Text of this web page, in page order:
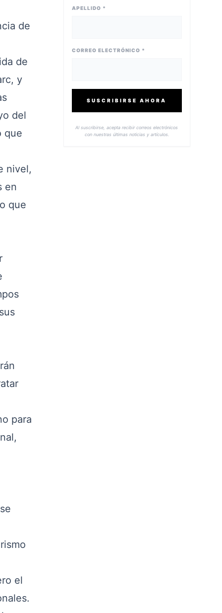
de
de
y
del
que
nivel,
en
que
para
el
APELLIDO *
CORREO ELECTRÓNICO *
SUSCRIBIRSE AHORA
Al suscribirse, acepta recibir correos electrónicos
con nuestras últimas noticias y artículos.